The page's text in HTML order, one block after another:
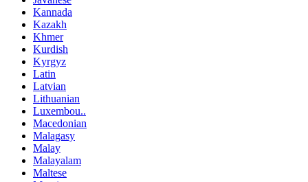
Kannada
Kazakh
Khmer
Kurdish
Kyrgyz
Latin
Latvian
Lithuanian
Luxembou..
Macedonian
Malagasy
Malay
Malayalam
Maltese